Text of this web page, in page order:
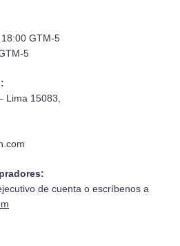
GTM-5
5
Lima 15083,
de cuenta o escríbenos a